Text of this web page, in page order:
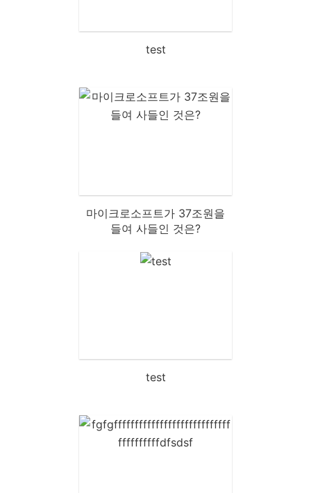
test
마이크로소프트가 37조원을
들여 사들인 것은?
test